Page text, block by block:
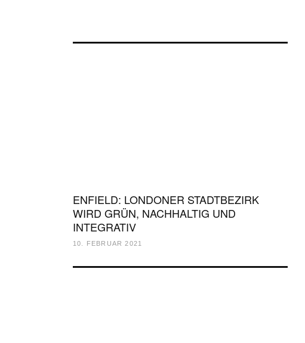
ENFIELD: LONDONER STADTBEZIRK
WIRD GRÜN, NACHHALTIG UND
INTEGRATIV
10. FEBRUAR 2021